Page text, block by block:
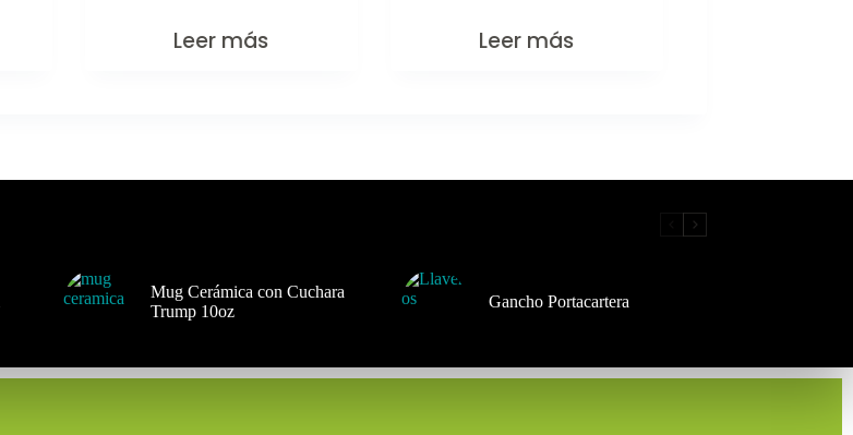
Leer más Leer más
Mug Cerámica con Cuchara
Trump 10oz
Gancho Portacartera